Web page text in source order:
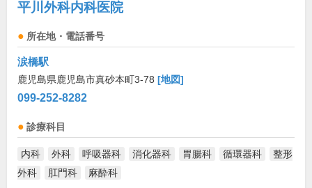
平川外科内科医院
所在地・電話番号
涙橋駅
鹿児島県鹿児島市真砂本町3-78 [地図]
099-252-8282
診療科目
内科 外科 呼吸器科 消化器科 胃腸科 循環器科
整形
外科
肛門科 麻酔科